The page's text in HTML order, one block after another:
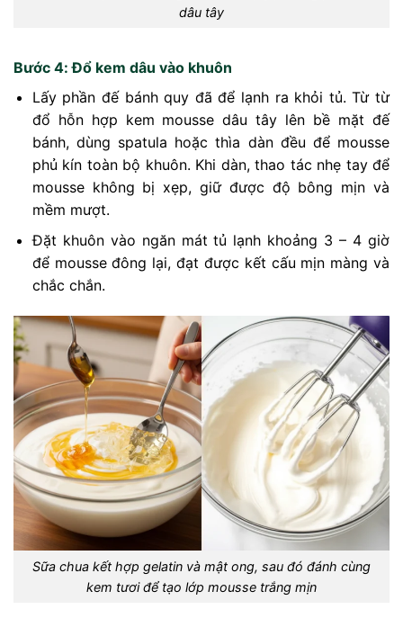
dâu tây
Bước 4: Đổ kem dâu vào khuôn
Lấy phần đế bánh quy đã để lạnh ra khỏi tủ. Từ từ
đổ hỗn hợp kem mousse dâu tây lên bề mặt đế
bánh, dùng spatula hoặc thìa dàn đều để mousse
phủ kín toàn bộ khuôn. Khi dàn, thao tác nhẹ tay để
mousse không bị xẹp, giữ được độ bông mịn và
mềm mượt.
Đặt khuôn vào ngăn mát tủ lạnh khoảng 3 – 4 giờ
để mousse đông lại, đạt được kết cấu mịn màng và
chắc chắn.
Sữa chua kết hợp gelatin và mật ong, sau đó đánh cùng
kem tươi để tạo lớp mousse trắng mịn